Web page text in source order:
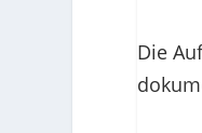
Die